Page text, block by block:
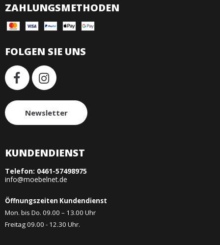
ZAHLUNGSMETHODEN
FOLGEN SIE UNS
Newsletter
KUNDENDIENST
Telefon: 0461-57498975
info@moebelnet.de
Öffnungszeiten Kundendienst
Mon. bis Do. 09.00 – 13.00 Uhr
Freitag 09.00 - 12.30 Uhr.